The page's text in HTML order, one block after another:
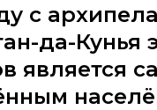
с
да-Кунья
является